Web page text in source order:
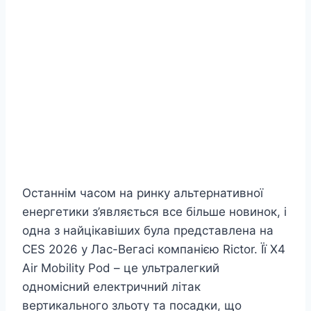
Останнім часом на ринку альтернативної
енергетики з’являється все більше новинок, і
одна з найцікавіших була представлена на
CES 2026 у Лас-Вегасі компанією Rictor. Її X4
Air Mobility Pod – це ультралегкий
одномісний електричний літак
вертикального зльоту та посадки, що